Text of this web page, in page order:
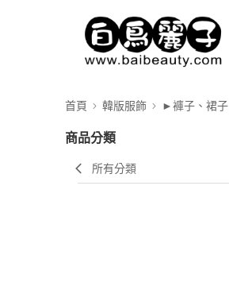
首頁 韓版服飾 ►褲子、裙子
商品分類
所有分類